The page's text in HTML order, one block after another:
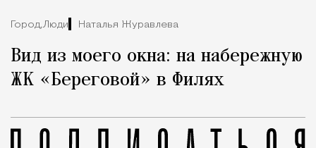
Город,Люди Наталья Журавлева
Вид из моего окна: на набережную
ЖК «Береговой» в Филях